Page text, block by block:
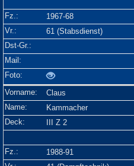
1967-68
61 (Stabsdienst)
Claus
Kammacher
III Z 2
1988-91